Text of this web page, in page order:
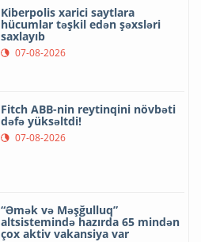
Kiberpolis xarici saytlara
hücumlar təşkil edən şəxsləri
saxlayıb
07-08-2026
Fitch ABB-nin reytinqini növbəti
dəfə yüksəltdi!
07-08-2026
“Əmək və Məşğulluq”
altsistemində hazırda 65 mindən
çox aktiv vakansiya var